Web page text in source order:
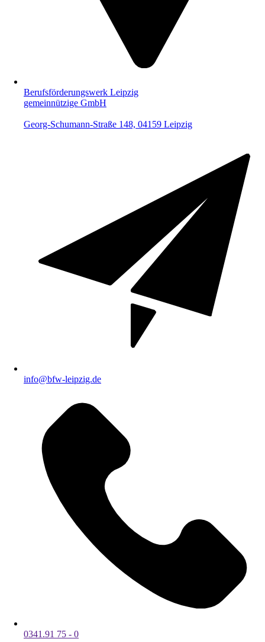
Berufsförderungswerk Leipzig
gemeinnützige GmbH
Georg-Schumann-Straße 148, 04159 Leipzig
info@bfw-leipzig.de
0341.91 75 - 0